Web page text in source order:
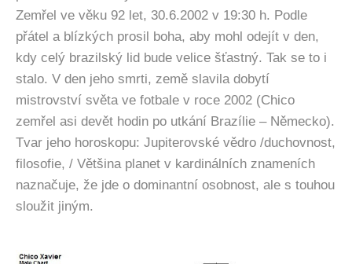
Zemřel ve věku 92 let, 30.6.2002 v 19:30 h. Podle
přátel a blízkých prosil boha, aby mohl odejít v den,
kdy celý brazilský lid bude velice šťastný. Tak se to i
stalo. V den jeho smrti, země slavila dobytí
mistrovství světa ve fotbale v roce 2002 (Chico
zemřel asi devět hodin po utkání Brazílie – Německo).
Tvar jeho horoskopu: Jupiterovské vědro /duchovnost,
filosofie, / Většina planet v kardinálních znameních
naznačuje, že jde o dominantní osobnost, ale s touhou
sloužit jiným.